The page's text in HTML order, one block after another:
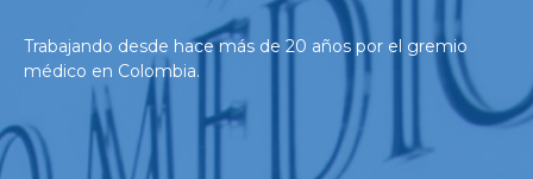
Trabajando desde hace más de 20 años por el gremio
médico en Colombia.